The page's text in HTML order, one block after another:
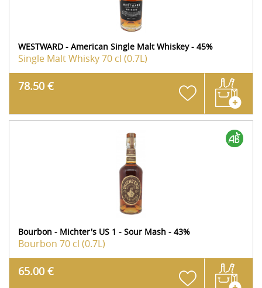
WESTWARD - American Single Malt Whiskey - 45%
Single Malt Whisky70 cl (0.7L)
78.50 €
Bourbon - Michter's US 1 - Sour Mash - 43%
Bourbon 70 cl (0.7L)
65.00 €